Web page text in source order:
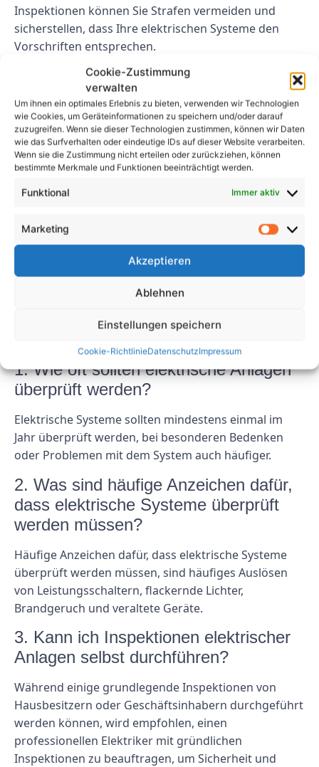
Cookie-Zustimmung
verwalten
Um ihnen ein optimales Erlebnis zu bieten, verwenden wir Technologien
wie Cookies, um Geräteinformationen zu speichern und/oder darauf
zuzugreifen. Wenn sie dieser Technologien zustimmen, können wir Daten
wie das Surfverhalten oder eindeutige IDs auf dieser Website verarbeiten.
Wenn sie die Zustimmung nicht erteilen oder zurückziehen, können
bestimmte Merkmale und Funktionen beeinträchtigt werden.
Funktional Immer aktiv
Marketing
Akzeptieren
Ablehnen
Einstellungen speichern
Cookie-RichtlinieDatenschutzImpressum
Inspektionen können Sie Strafen vermeiden und
sicherstellen, dass Ihre elektrischen Systeme den
Vorschriften entsprechen.
Abschluss
Zusammenfassend lässt sich sagen, dass
regelmäßige Inspektionen elektrischer Systeme für
die Aufrechterhaltung der Sicherheit, Effizienz und
Konformität Ihrer elektrischen Systeme unerlässlich
entscheidender Prozess, der dabei helfen kann,
bevor sie zu größeren Problemen werden. Durch die
Priorisierung regelmäßiger Inspektionen können Sie
die Sicherheit Ihres Zuhauses oder Unternehmens
gewährleisten, Ausfallzeiten verhindern, die Effizienz
1. Wie oft sollten elektrische Anlagen
überprüft werden?
Elektrische Systeme sollten mindestens einmal im
Jahr überprüft werden, bei besonderen Bedenken
oder Problemen mit dem System auch häufiger.
2. Was sind häufige Anzeichen dafür,
dass elektrische Systeme überprüft
werden müssen?
Häufige Anzeichen dafür, dass elektrische Systeme
überprüft werden müssen, sind häufiges Auslösen
von Leistungsschaltern, flackernde Lichter,
Brandgeruch und veraltete Geräte.
3. Kann ich Inspektionen elektrischer
Anlagen selbst durchführen?
Während einige grundlegende Inspektionen von
Hausbesitzern oder Geschäftsinhabern durchgeführt
werden können, wird empfohlen, einen
professionellen Elektriker mit gründlichen
Inspektionen zu beauftragen, um Sicherheit und